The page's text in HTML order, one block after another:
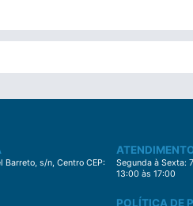
Barreto, s/n, Centro CEP:
Segunda à Sexta:
13:00 às 17:00
POLÍTICA DE